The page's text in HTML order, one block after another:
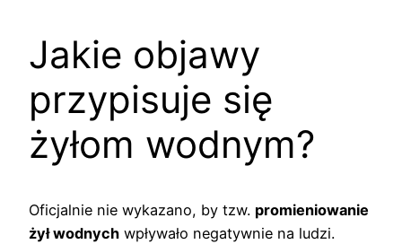
Jakie objawy
przypisuje się
żyłom wodnym?
Oficjalnie nie wykazano, by tzw. promieniowanie
żył wodnych wpływało negatywnie na ludzi.